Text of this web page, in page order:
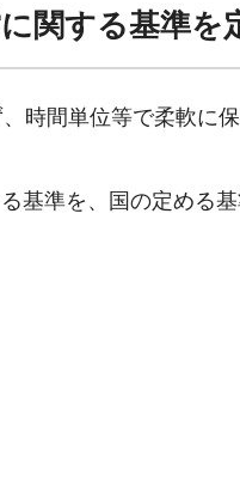
関する基準
時間単位等で柔軟に
基準を、国の定める